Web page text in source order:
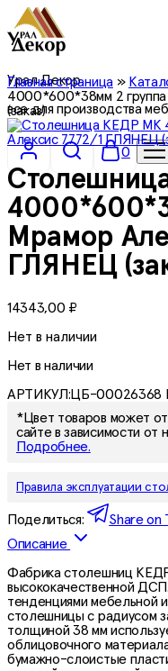
Урал Декор
все для производства
0
Главная страница»
4000*600*38мм 2
(заказ)
Мрамор
ГЛЯНЕЦ
14343,00 ₽
Нет в наличии
Нет в наличии
АРТИКУЛ:ЦБ-00026368
*Цвет товаров может
сайте в зависимости от
Подробнее.
Правила эксплуатации
Поделиться: Share on
Описание
Фабрика столешниц
высококачественной
тенденциями мебельной
столешницы с радиусом
толщиной 38 мм
облицовочного
бумажно-слоистые